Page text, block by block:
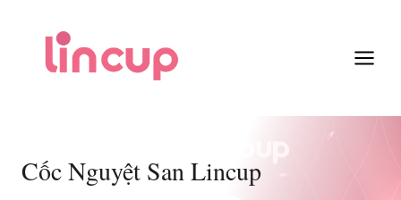
content
Cốc Nguyệt San Lincup